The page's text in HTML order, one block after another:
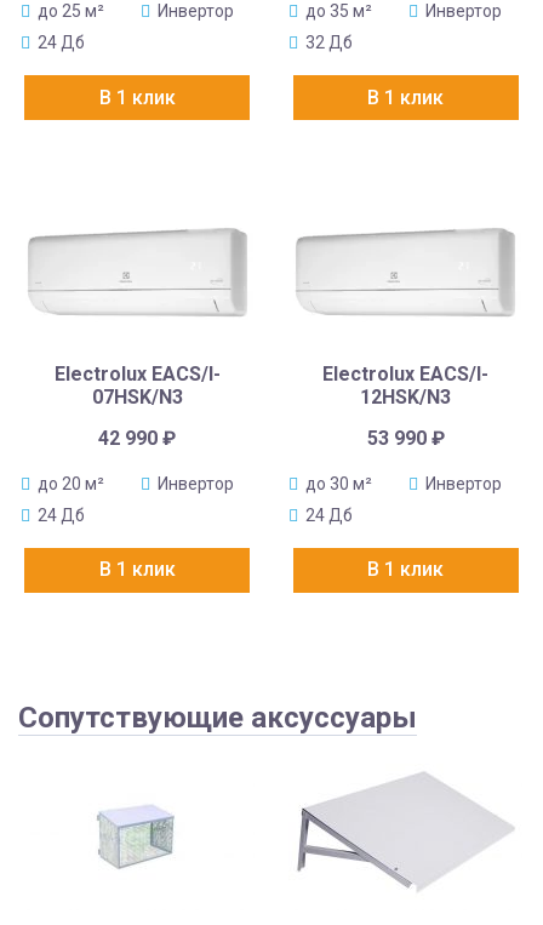
до 25 м²
Инвертор
24 Дб
В 1 клик
до 35 м²
Инвертор
32 Дб
В 1 клик
Electrolux EACS/I-
07HSK/N3
42 990₽
до 20 м²
Инвертор
24 Дб
В 1 клик
Electrolux EACS/I-
12HSK/N3
53 990 ₽
до 30 м²
Инвертор
24 Дб
В 1 клик
Сопутствующие аксуссуары